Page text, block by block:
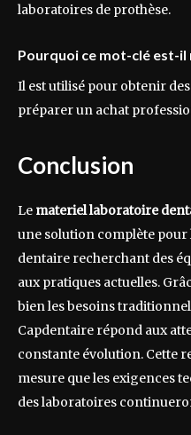
laboratoires de prothèse.
Pourquoi ce mot-clé est-il
Il est utilisé pour obtenir
préparer un achat
Conclusion
Le materiel laboratoire
une solution complète
dentaire recherchant des
aux pratiques actuelles.
bien les besoins
Capdentaire répond aux
constante évolution. Cette
mesure que les exigences
des laboratoires